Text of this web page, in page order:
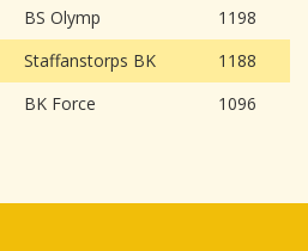
BS Olymp
1198
Staffanstorps BK
1188
BK Force 1096